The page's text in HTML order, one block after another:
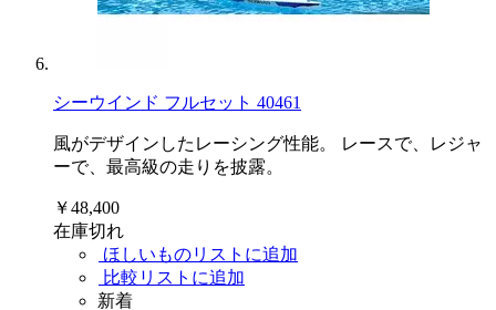
シーウインド フルセット 40461
風がデザインしたレーシング性能。 レースで、レジャ
ーで、最高級の走りを披露。
￥48,400
在庫切れ
ほしいものリストに追加
比較リストに追加
新着